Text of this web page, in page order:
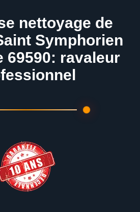
nettoyage de
Symphorien
69590: ravaleur